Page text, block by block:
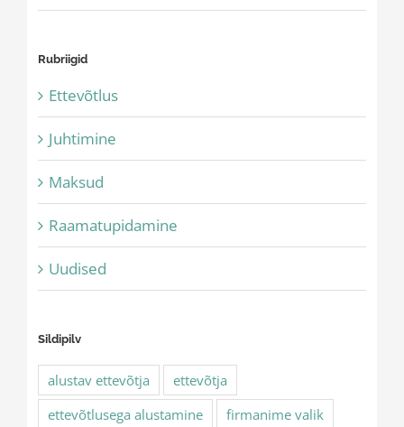
Rubriigid
Ettevõtlus
Juhtimine
Maksud
Raamatupidamine
Uudised
Sildipilv
alustav ettevõtja
ettevõtja
ettevõtlusega alustamine
firmanime valik